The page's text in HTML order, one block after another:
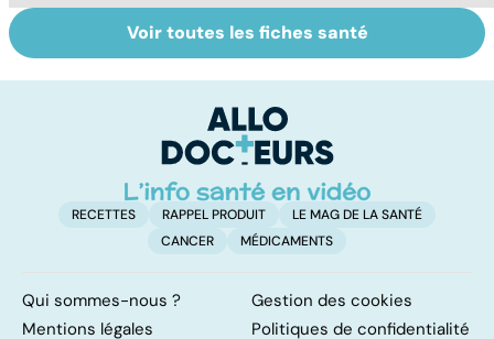
Mediator® : le
début d'une
Tout savoir sur
les infections
Voir toutes les fiches santé
RECETTES RAPPEL PRODUIT
LE MAG DE LA SANTÉ
CANCER
MÉDICAMENTS
Qui sommes-nous ?
Gestion des cookies
Mentions légales
Politiques de confidentialité